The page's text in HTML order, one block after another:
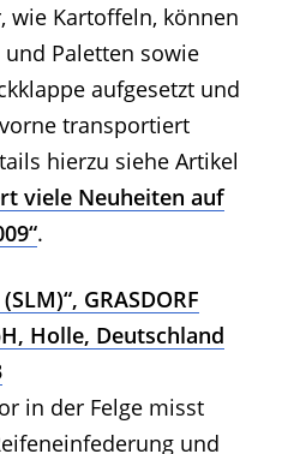
wie Kartoffeln, können
Paletten sowie
aufgesetzt und
transportiert
hierzu siehe Artikel
viele Neuheiten auf
.
GRASDORF
Holle, Deutschland
in der Felge misst
und